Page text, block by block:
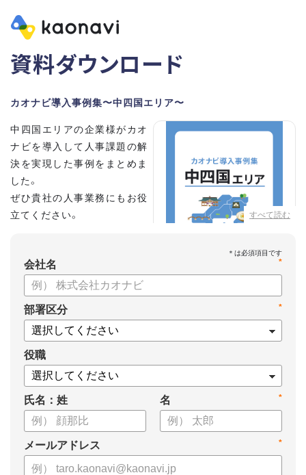
資料ダウンロード
カオナビ導入事例集〜中四国エリア〜
すべて読む
中四国エリアの企業様がカオ
ナビを導入して人事課題の解
決を実現した事例をまとめま
した。
ぜひ貴社の人事業務にもお役
立てください。
*
会社名
*
部署区分
役職
氏名：姓 *
名
*
メールアドレス